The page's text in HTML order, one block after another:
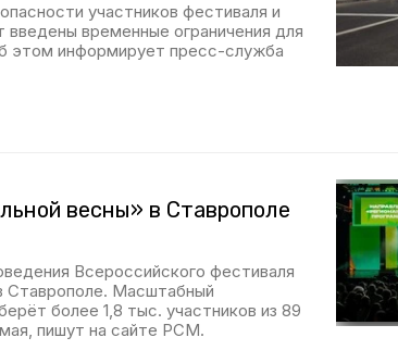
участников фестиваля и
введены временные ограничения для
этом информирует пресс-служба
весны» в Ставрополе
Всероссийского фестиваля
Ставрополе. Масштабный
более 1,8 тыс. участников из 89
пишут на сайте РСМ.